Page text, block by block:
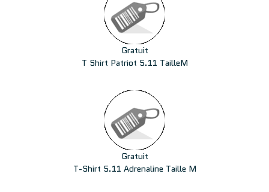
Gratuit
T Shirt Patriot 5.11 TailleM
Gratuit
T-Shirt 5.11 Adrenaline Taille M